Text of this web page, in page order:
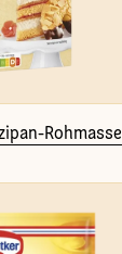
Rohmasse